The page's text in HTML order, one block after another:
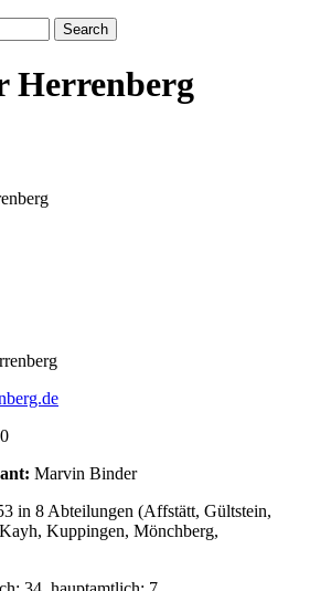
Herrenberg
Marvin Binder
in 8 Abteilungen (Affstätt, Gültstein,
Kuppingen, Mönchberg,